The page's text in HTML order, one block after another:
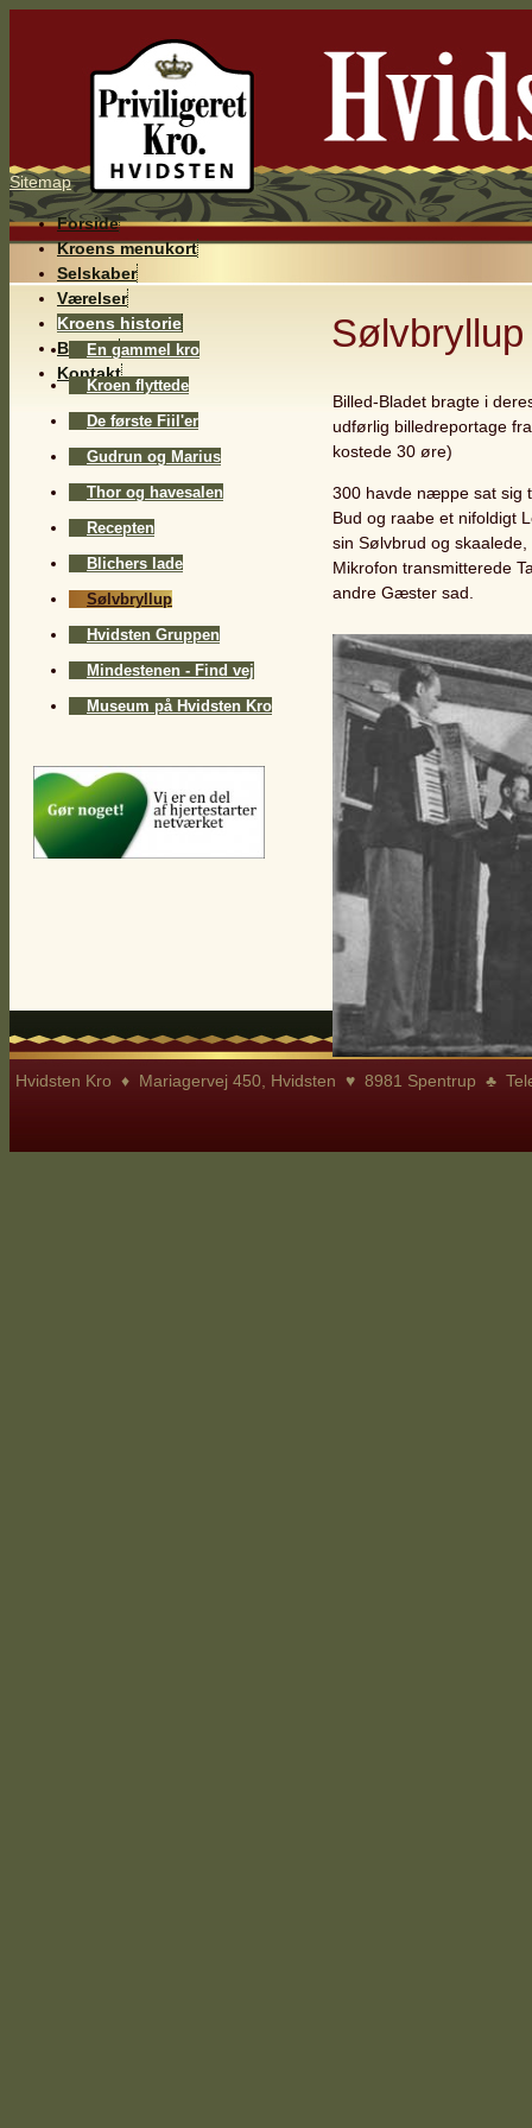
Sitemap
Forside
Kroens menukort
Selskaber
Værelser
Kroens historie
Billeder
Kontakt
En gammel kro
Kroen flyttede
De første Fiil'er
Gudrun og Marius
Thor og havesalen
Recepten
Blichers lade
Sølvbryllup
Hvidsten Gruppen
Mindestenen - Find vej
Museum på Hvidsten Kro
Sølvbryllup
Billed-Bladet bragte i
udførlig billedreportage
kostede 30 øre)
300 havde næppe sat sig
Bud og raabe et nifoldigt
sin Sølvbrud og
Mikrofon transmitterede
andre Gæster sad.
Hvidsten Kro ♦ Mariagervej 450, Hvidsten ♥ 8981 Spentrup ♣